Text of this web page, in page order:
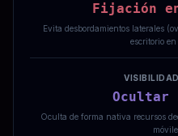
Fijación
Evita desbordamientos laterales
escritorio en
Ocultar
Oculta de forma nativa recursos